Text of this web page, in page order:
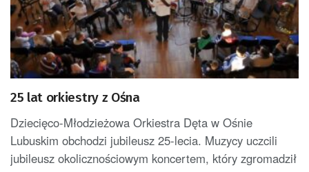
25 lat orkiestry z Ośna
Dziecięco-Młodzieżowa Orkiestra Dęta w Ośnie
Lubuskim obchodzi jubileusz 25-lecia. Muzycy uczcili
jubileusz okolicznościowym koncertem, który zgromadził